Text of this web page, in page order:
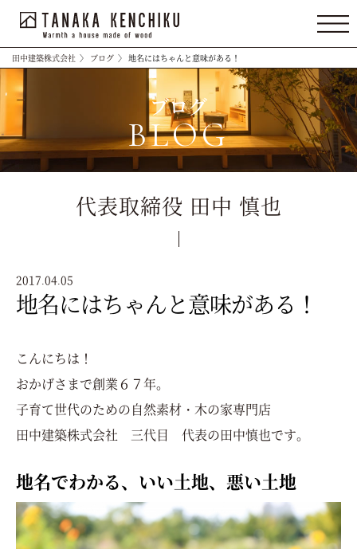
田中建築株式会社 〉 ブログ 〉 地名にはちゃんと意味がある！
ブログ
BLOG
代表取締役 田中 慎也
2017.04.05
地名にはちゃんと意味がある！
こんにちは！
おかげさまで創業６７年。
子育て世代のための自然素材・木の家専門店
田中建築株式会社 三代目 代表の田中慎也です。
地名でわかる、いい土地、悪い土地